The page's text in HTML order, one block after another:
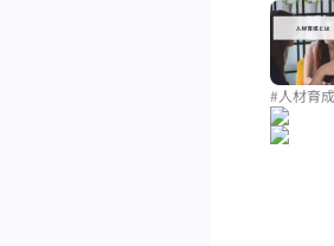
#人材育成